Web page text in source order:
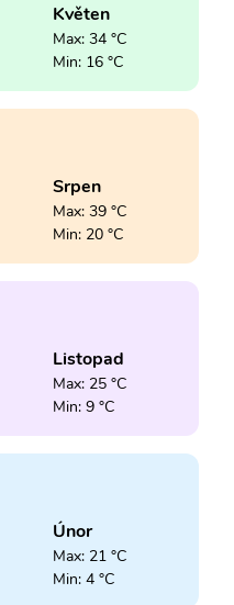
Květen
Max: 34 °C
Min: 16 °C
Srpen
Max: 39 °C
Min: 20 °C
Listopad
Max: 25 °C
Min: 9 °C
Únor
Max: 21 °C
Min: 4 °C